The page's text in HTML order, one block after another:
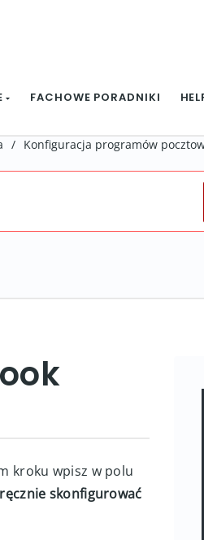
FACHOWE PORADNIKI
/ Konfiguracja programów
kroku wpisz w polu
skonfigurować